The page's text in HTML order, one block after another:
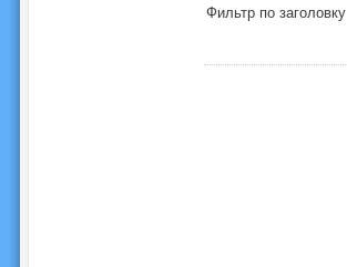
Фильтр по заголовку